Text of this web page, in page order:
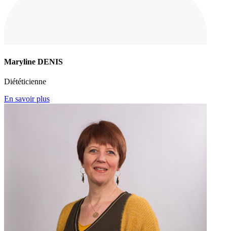
Maryline DENIS
Diététicienne
En savoir plus